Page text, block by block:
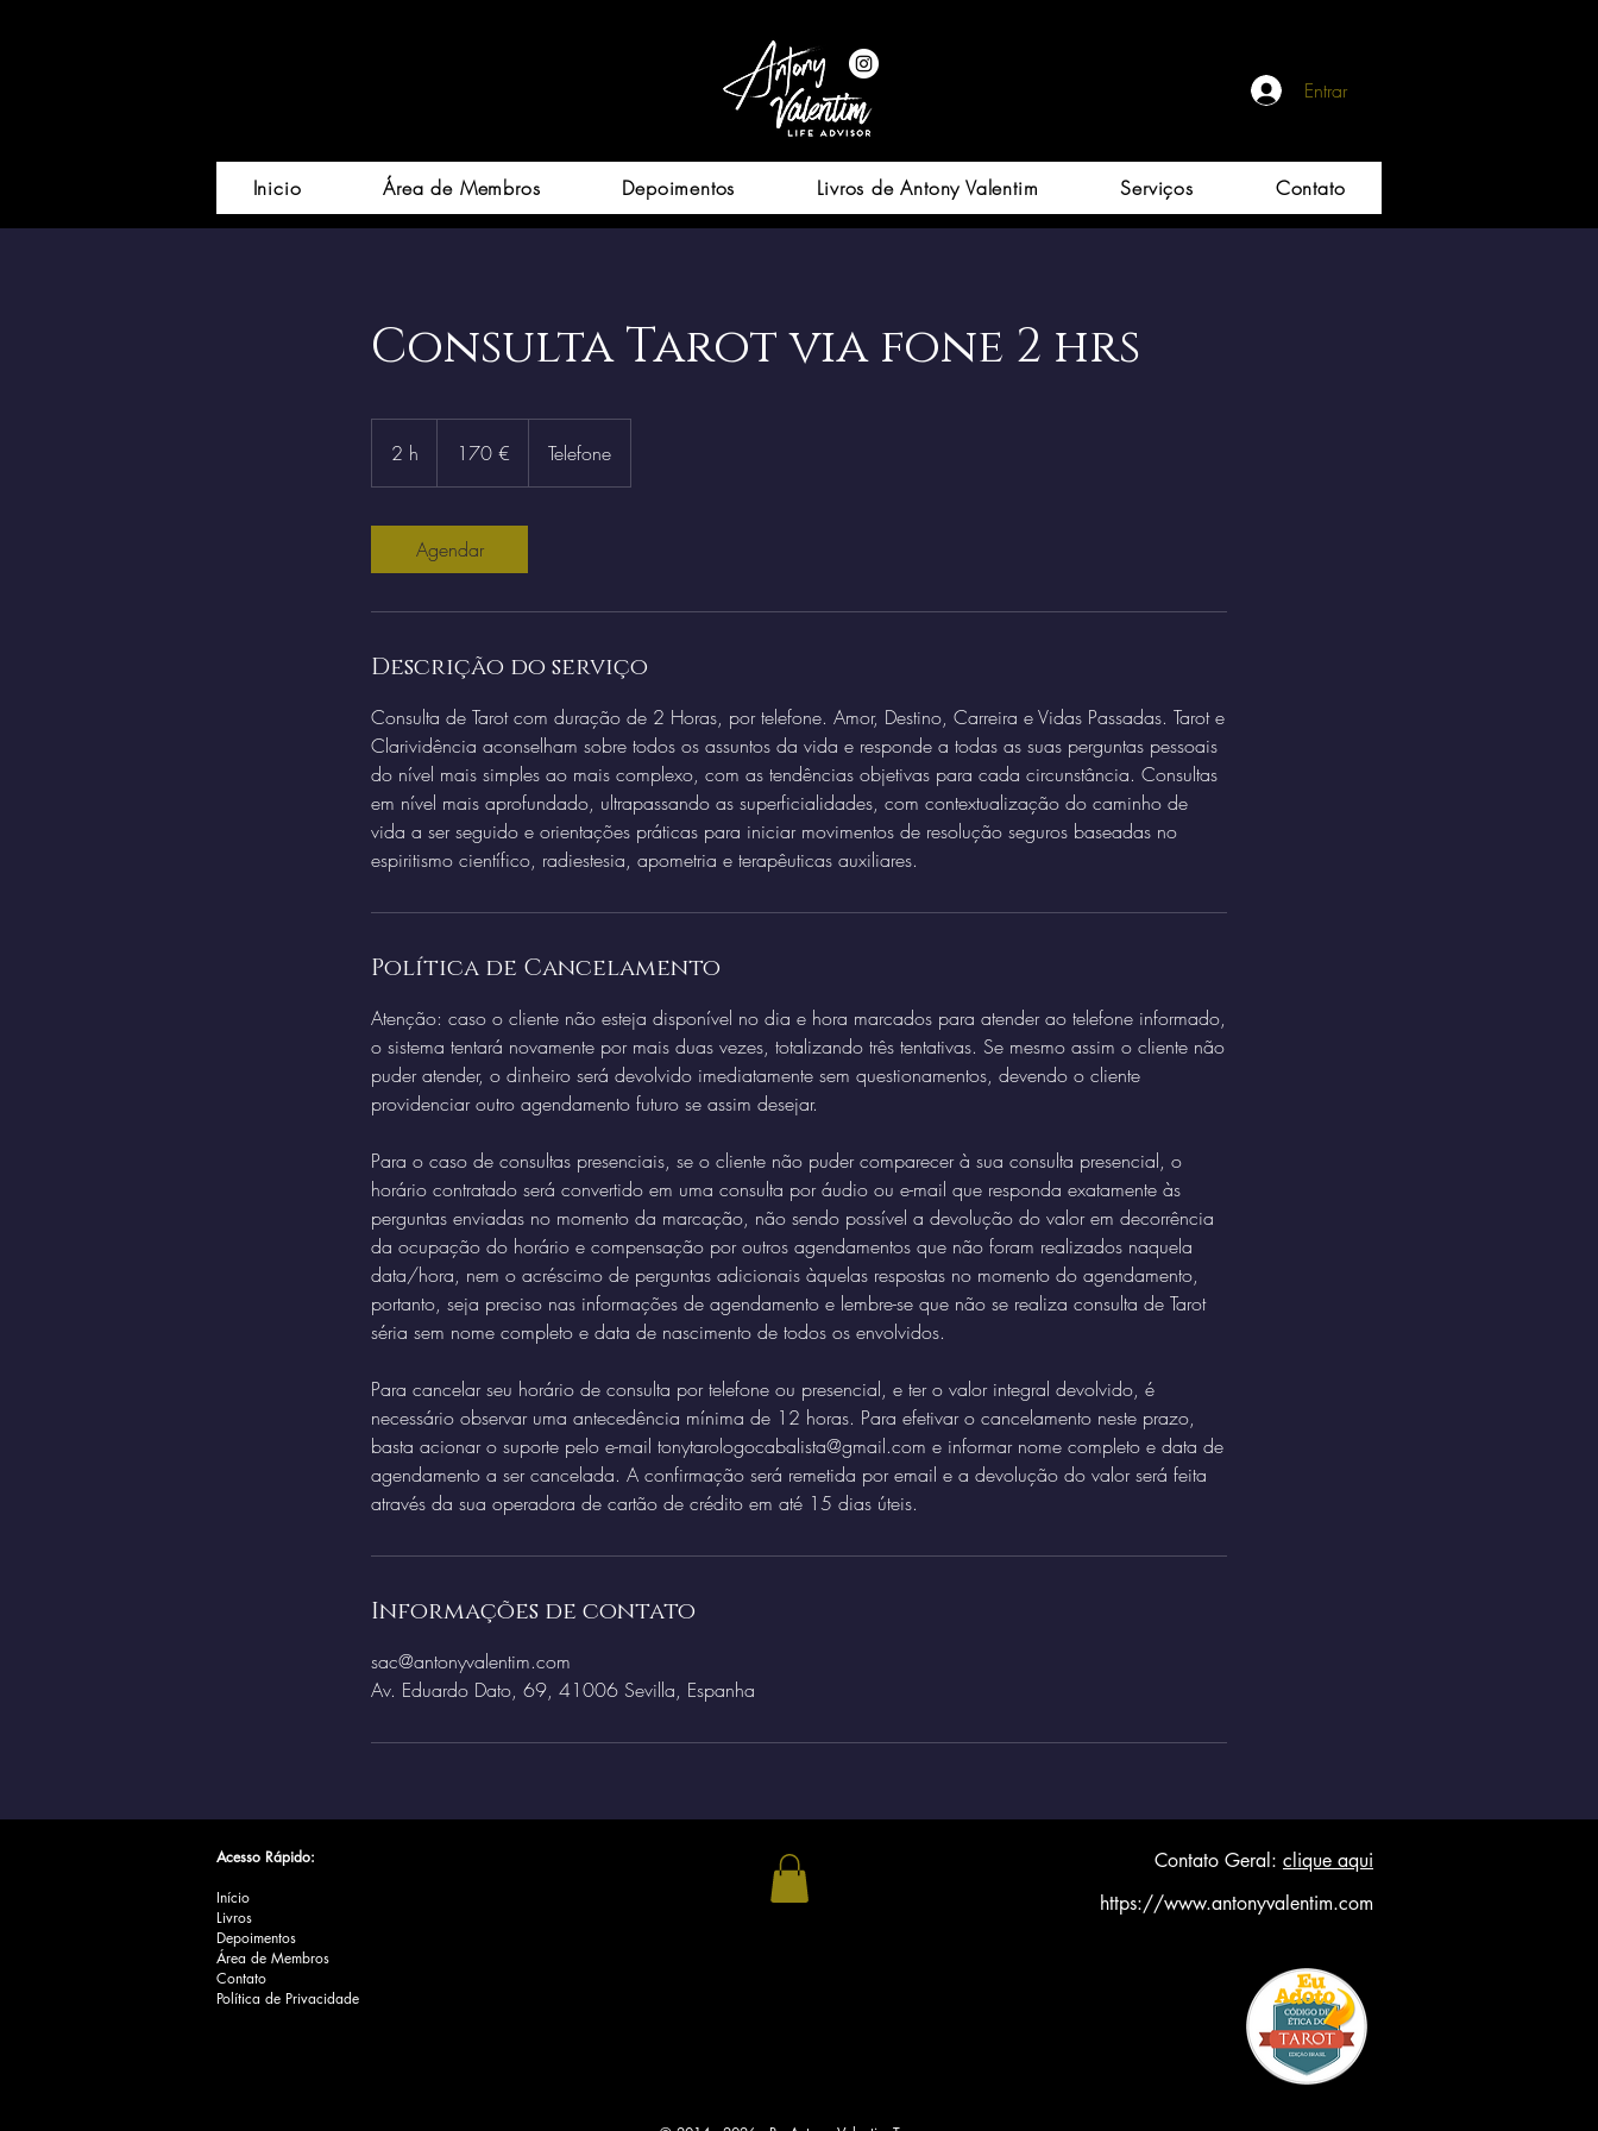
Inicio Área de Membros Depoimentos Livros de Antony Valentim Serviços Contato
Entrar
Consulta Tarot via fone 2 hrs
2 h
h
170 € Telefone
Agendar
Descrição do serviço
Consulta de Tarot com duração de 2 Horas, por telefone. Amor, Destino, Carreira e Vidas Passadas. Tarot e
Clarividência aconselham sobre todos os assuntos da vida e responde a todas as suas perguntas pessoais
do nível mais simples ao mais complexo, com as tendências objetivas para cada circunstância. Consultas
em nível mais aprofundado, ultrapassando as superficialidades, com contextualização do caminho de
vida a ser seguido e orientações práticas para iniciar movimentos de resolução seguros baseadas no
espiritismo científico, radiestesia, apometria e terapêuticas auxiliares.
Política de Cancelamento
Atenção: caso o cliente não esteja disponível no dia e hora marcados para atender ao telefone informado,
o sistema tentará novamente por mais duas vezes, totalizando três tentativas. Se mesmo assim o cliente não
puder atender, o dinheiro será devolvido imediatamente sem questionamentos, devendo o cliente
providenciar outro agendamento futuro se assim desejar.
Para o caso de consultas presenciais, se o cliente não puder comparecer à sua consulta presencial, o
horário contratado será convertido em uma consulta por áudio ou e-mail que responda exatamente às
perguntas enviadas no momento da marcação, não sendo possível a devolução do valor em decorrência
da ocupação do horário e compensação por outros agendamentos que não foram realizados naquela
data/hora, nem o acréscimo de perguntas adicionais àquelas respostas no momento do agendamento,
portanto, seja preciso nas informações de agendamento e lembre-se que não se realiza consulta de Tarot
séria sem nome completo e data de nascimento de todos os envolvidos.
Para cancelar seu horário de consulta por telefone ou presencial, e ter o valor integral devolvido, é
necessário observar uma antecedência mínima de 12 horas. Para efetivar o cancelamento neste prazo,
basta acionar o suporte pelo e-mail tonytarologocabalista@gmail.com e informar nome completo e data de
agendamento a ser cancelada. A confirmação será remetida por email e a devolução do valor será feita
através da sua operadora de cartão de crédito em até 15 dias úteis.
Informações de contato
sac@antonyvalentim.com
Av. Eduardo Dato, 69, 41006 Sevilla, Espanha
Acesso Rápido:
Início
Livros
Depoimentos
Área de Membros
Contato
Política de Privacidade
Contato Geral: clique aqui
https://www.antonyvalentim.com